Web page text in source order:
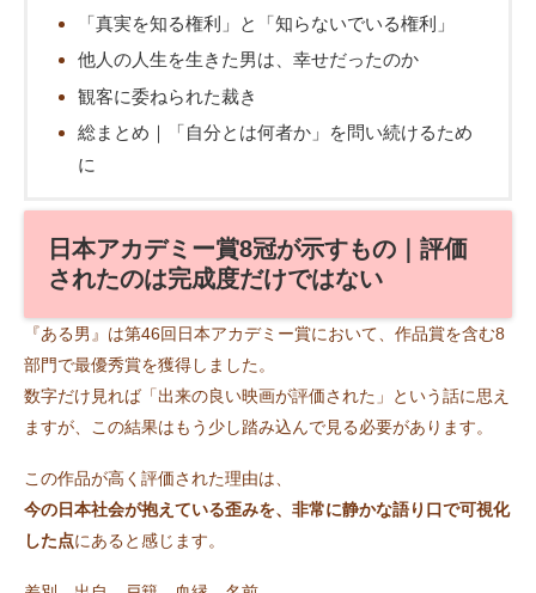
「真実を知る権利」と「知らないでいる権利」
他人の人生を生きた男は、幸せだったのか
観客に委ねられた裁き
総まとめ｜「自分とは何者か」を問い続けるため
に
日本アカデミー賞8冠が示すもの｜評価
されたのは完成度だけではない
『ある男』は第46回日本アカデミー賞において、作品賞を含む8
部門で最優秀賞を獲得しました。
数字だけ見れば「出来の良い映画が評価された」という話に思え
ますが、この結果はもう少し踏み込んで見る必要があります。
この作品が高く評価された理由は、
今の日本社会が抱えている歪みを、非常に静かな語り口で可視化
した点にあると感じます。